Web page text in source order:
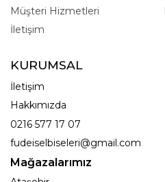
Müşteri Hizmetleri
İletişim
KURUMSAL
İletişim
Hakkımızda
0216 577 17 07
fudeiselbiseleri@gmail.com
Mağazalarımız